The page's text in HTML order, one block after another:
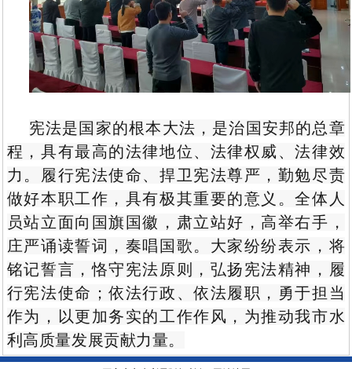
宪法是国家的根本大法，是治国安邦的总章
程，具有最高的法律地位、法律权威、法律效
力。履行宪法使命、捍卫宪法尊严，勤勉尽责
做好本职工作，具有极其重要的意义。全体人
员站立面向国旗国徽，肃立站好，高举右手，
庄严诵读誓词，奏唱国歌。大家纷纷表示，将
铭记誓言，恪守宪法原则，弘扬宪法精神，履
行宪法使命；依法行政、依法履职，勇于担当
作为，以更加务实的工作作风，为推动我市水
利高质量发展贡献力量。